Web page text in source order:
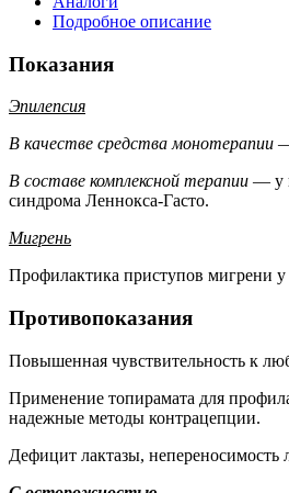
Подробное описание
Показания
Эпилепсия
В качестве средства монотерапии
В составе комплексной терапии — у
синдрома Леннокса-Гасто.
Мигрень
Профилактика приступов мигрени
Противопоказания
Повышенная чувствительность к
Применение топирамата для
надежные методы контрацепции.
Дефицит лактазы, непереносимость